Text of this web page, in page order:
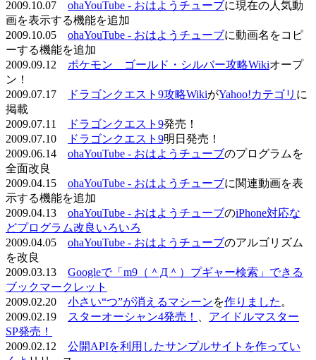
2009.10.07 ohaYouTube - おはようチューブに現在の人気動
画を表示する機能を追加
2009.10.05 ohaYouTube - おはようチューブに動画名をコピ
ーする機能を追加
2009.09.12 ポケモン ゴールド・シルバー攻略Wikiオープ
ン！
2009.07.17
ドラゴンクエスト9攻略WikiがYahoo!カテゴリ に
掲載
2009.07.11
ドラゴンクエスト9発売！
2009.07.10
ドラゴンクエスト9明日発売！
2009.06.14 ohaYouTube - おはようチューブのプログラムを
全面改良
2009.04.15 ohaYouTube - おはようチューブに関連動画を表
示する機能を追加
2009.04.13 ohaYouTube - おはようチューブのiPhone対応な
どプログラム改良いろいろ
2009.04.05 ohaYouTube - おはようチューブのアルゴリズム
を改良
2009.03.13 Googleで「m9（＾Д＾）プギャー検索」できる
ブックマークレット
2009.02.20 小さい“つ”が消えるマシーンを作りました 。
2009.02.19
スターオーシャン4発売！
アイドルマスター
SP発売！
2009.02.12 公開APIを利用したサンプルサイトを作ってい